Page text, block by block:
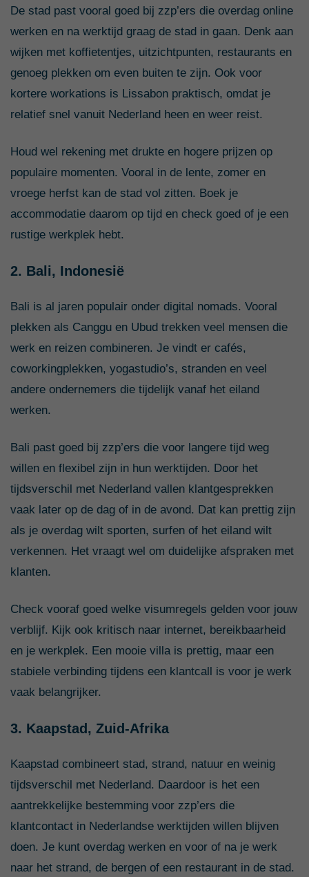
De stad past vooral goed bij zzp’ers die overdag online
werken en na werktijd graag de stad in gaan. Denk aan
wijken met koffietentjes, uitzichtpunten, restaurants en
genoeg plekken om even buiten te zijn. Ook voor
kortere workations is Lissabon praktisch, omdat je
relatief snel vanuit Nederland heen en weer reist.
Houd wel rekening met drukte en hogere prijzen op
populaire momenten. Vooral in de lente, zomer en
vroege herfst kan de stad vol zitten. Boek je
accommodatie daarom op tijd en check goed of je een
rustige werkplek hebt.
2. Bali, Indonesië
Bali is al jaren populair onder digital nomads. Vooral
plekken als Canggu en Ubud trekken veel mensen die
werk en reizen combineren. Je vindt er cafés,
coworkingplekken, yogastudio’s, stranden en veel
andere ondernemers die tijdelijk vanaf het eiland
werken.
Bali past goed bij zzp’ers die voor langere tijd weg
willen en flexibel zijn in hun werktijden. Door het
tijdsverschil met Nederland vallen klantgesprekken
vaak later op de dag of in de avond. Dat kan prettig zijn
als je overdag wilt sporten, surfen of het eiland wilt
verkennen. Het vraagt wel om duidelijke afspraken met
klanten.
Check vooraf goed welke visumregels gelden voor jouw
verblijf. Kijk ook kritisch naar internet, bereikbaarheid
en je werkplek. Een mooie villa is prettig, maar een
stabiele verbinding tijdens een klantcall is voor je werk
vaak belangrijker.
3. Kaapstad, Zuid-Afrika
Kaapstad combineert stad, strand, natuur en weinig
tijdsverschil met Nederland. Daardoor is het een
aantrekkelijke bestemming voor zzp’ers die
klantcontact in Nederlandse werktijden willen blijven
doen. Je kunt overdag werken en voor of na je werk
naar het strand, de bergen of een restaurant in de stad.